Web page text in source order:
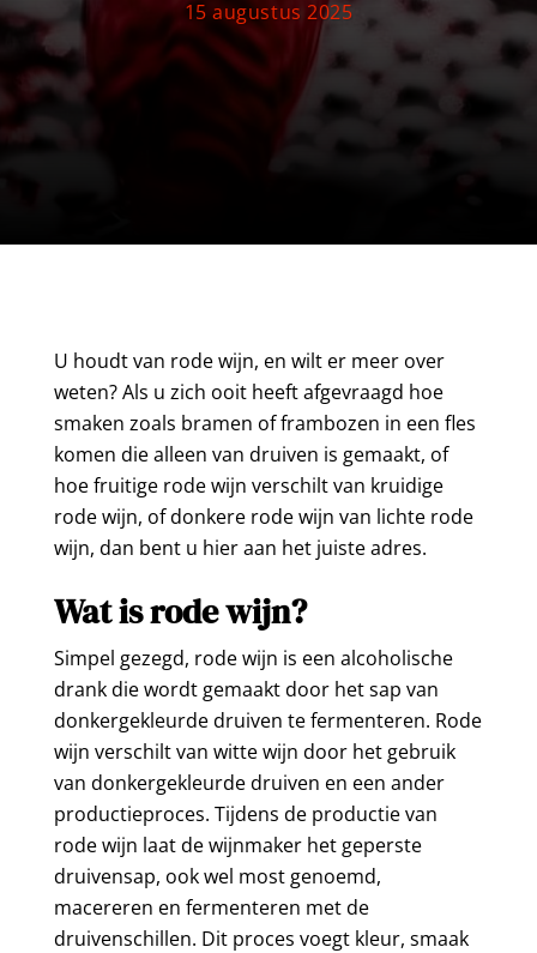
U houdt van rode wijn, en wilt er meer over
weten? Als u zich ooit heeft afgevraagd hoe
smaken zoals bramen of frambozen in een fles
komen die alleen van druiven is gemaakt, of
hoe fruitige rode wijn verschilt van kruidige
rode wijn, of donkere rode wijn van lichte rode
wijn, dan bent u hier aan het juiste adres.
Wat is rode wijn?
Simpel gezegd, rode wijn is een alcoholische
drank die wordt gemaakt door het sap van
donkergekleurde druiven te fermenteren. Rode
wijn verschilt van witte wijn door het gebruik
van donkergekleurde druiven en een ander
productieproces. Tijdens de productie van
rode wijn laat de wijnmaker het geperste
druivensap, ook wel most genoemd,
macereren en fermenteren met de
druivenschillen. Dit proces voegt kleur, smaak